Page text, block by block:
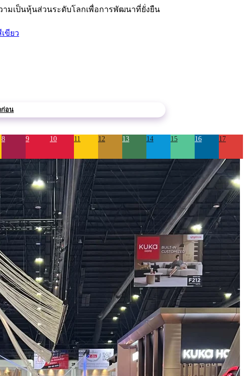
ามเป็นหุ้นส่วนระดับโลกเพื่อการพัฒนาที่ยั่งยืน
ขียว
ก่อน
8 9 10 11 12 13 14 15 16 17